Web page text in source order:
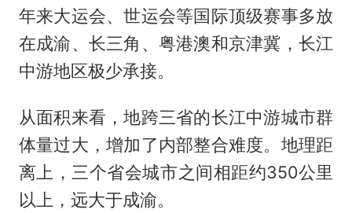
年来大运会、世运会等国际顶级赛事多放
在成渝、长三角、粤港澳和京津冀，长江
中游地区极少承接。
从面积来看，地跨三省的长江中游城市群
体量过大，增加了内部整合难度。地理距
离上，三个省会城市之间相距约350公里
以上，远大于成渝。